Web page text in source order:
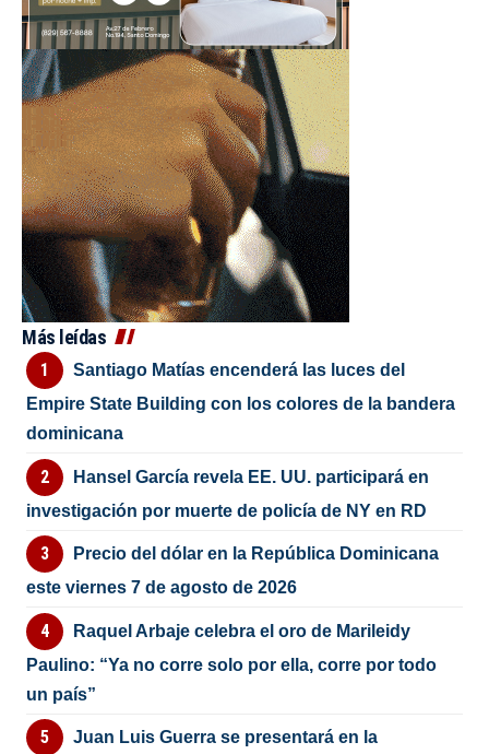
Más leídas
Santiago Matías encenderá las luces del
Empire State Building con los colores de la bandera
dominicana
Hansel García revela EE. UU. participará en
investigación por muerte de policía de NY en RD
Precio del dólar en la República Dominicana
este viernes 7 de agosto de 2026
Raquel Arbaje celebra el oro de Marileidy
Paulino: “Ya no corre solo por ella, corre por todo
un país”
Juan Luis Guerra se presentará en la